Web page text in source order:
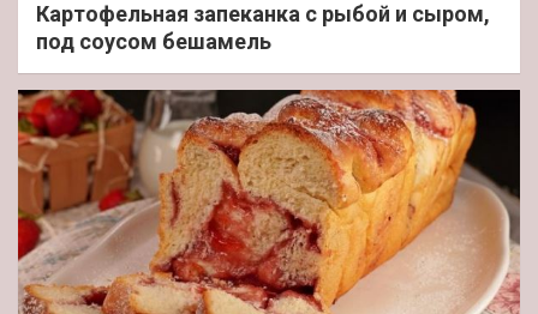
Картофельная запеканка с рыбой и сыром,
под соусом бешамель